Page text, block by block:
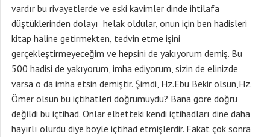
vardır bu rivayetlerde ve eski kavimler dinde ihtilafa
düştüklerinden dolayı helak oldular, onun için ben hadisleri
kitap haline getirmekten, tedvin etme işini
gerçekleştirmeyeceğim ve hepsini de yakıyorum demiş. Bu
500 hadisi de yakıyorum, imha ediyorum, sizin de elinizde
varsa o da imha etsin demiştir. Şimdi, Hz.Ebu Bekir olsun,Hz.
Ömer olsun bu içtihatleri doğrumuydu? Bana göre doğru
değildi bu içtihad. Onlar elbetteki kendi içtihadları dine daha
hayırlı olurdu diye böyle içtihad etmişlerdir. Fakat çok sonra